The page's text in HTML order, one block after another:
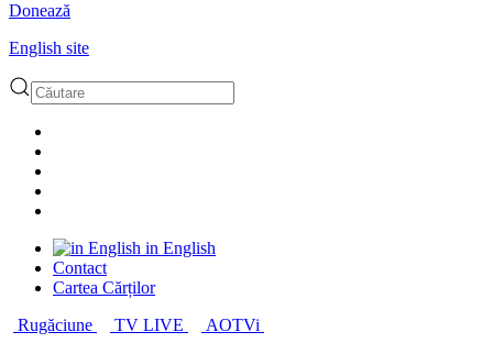
Donează
English site
in English
Contact
Cartea Cărților
Rugăciune
TV LIVE AOTVi